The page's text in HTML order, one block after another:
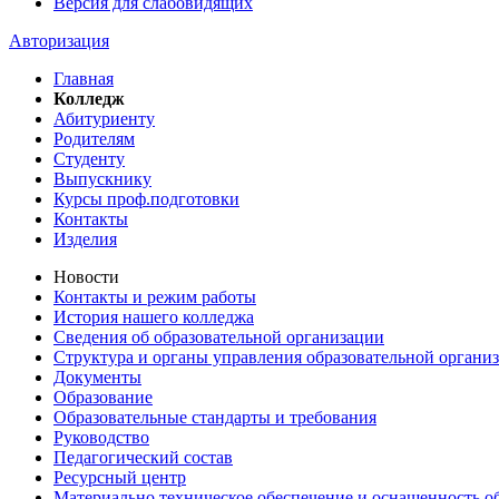
Авторизация
Главная
Колледж
Абитуриенту
Родителям
Студенту
Выпускнику
Курсы проф.подготовки
Контакты
Изделия
Новости
Контакты и режим работы
История нашего колледжа
Сведения об образовательной организации
Структура и органы управления образовательной
Документы
Образование
Образовательные стандарты и требования
Руководство
Педагогический состав
Ресурсный центр